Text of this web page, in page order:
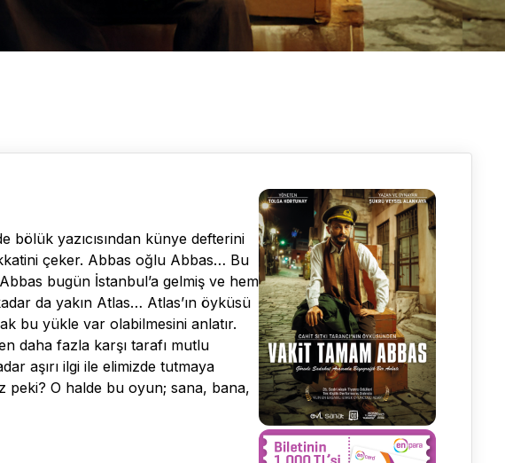
bölük yazıcısından künye defterini
çeker. Abbas oğlu Abbas… Bu
bugün İstanbul’a gelmiş ve hem
da yakın Atlas… Atlas’ın öyküsü
bu yükle var olabilmesini anlatır.
daha fazla karşı tarafı mutlu
aşırı ilgi ile elimizde tutmaya
peki? O halde bu oyun; sana, bana,